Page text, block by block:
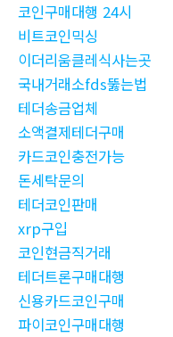
코인구매대행 24시
비트코인믹싱
이더리움클레식사는곳
국내거래소fds뚫는법
테더송금업체
소액결제테더구매
카드코인충전가능
돈세탁문의
테더코인판매
xrp구입
코인현금직거래
테더트론구매대행
신용카드코인구매
파이코인구매대행